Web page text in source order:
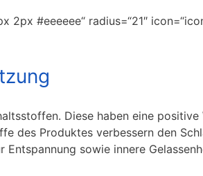
#eeeeee“ radius=“21″
Diese haben eine
des Produktes verbessern den
sowie innere